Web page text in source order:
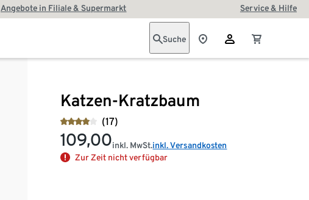
Angebote in Filiale & Supermarkt Service & Hilfe
Suche
Katzen-Kratzbaum
(17)
109,00inkl. MwSt.inkl. Versandkosten
Zur Zeit nicht verfügbar